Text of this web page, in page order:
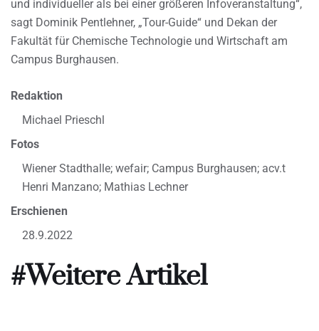
und individueller als bei einer größeren Infoveranstaltung“,
sagt Dominik Pentlehner, „Tour-Guide“ und Dekan der
Fakultät für Chemische Technologie und Wirtschaft am
Campus Burghausen.
Redaktion
Michael Prieschl
Fotos
Wiener Stadthalle; wefair; Campus Burghausen; acv.t
Henri Manzano; Mathias Lechner
Erschienen
28.9.2022
#Weitere Artikel